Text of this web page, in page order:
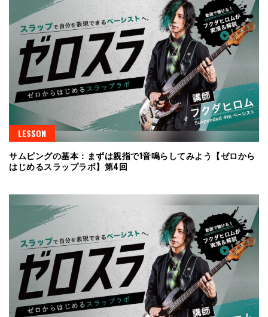
LESSON
サムピングの基本：まずは親指で1音鳴らしてみよう【ゼロから
はじめるスラップラボ】第4回